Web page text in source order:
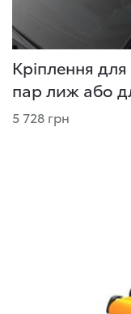
Кріплення
пар лиж або
5 728 грн